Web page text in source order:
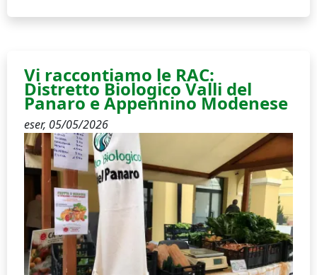
Vi raccontiamo le RAC:
Distretto Biologico Valli del
Panaro e Appennino Modenese
eser, 05/05/2026